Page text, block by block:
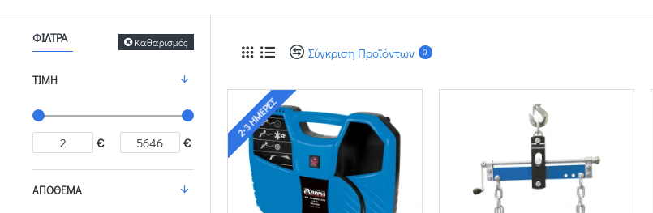
ΦΊΛΤΡΑ Καθαρισμός
ΤΙΜΉ
€ €
ΑΠΌΘΕΜΑ
Σύγκριση Προϊόντων 0
2-3 ΗΜΈΡΕΣ